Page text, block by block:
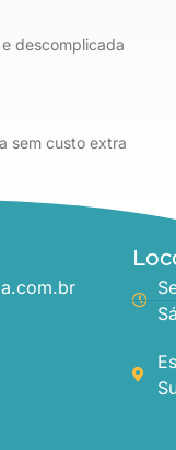
descomplicada
sem custo extra